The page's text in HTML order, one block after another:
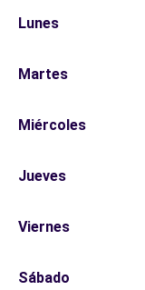
Lunes
Martes
Miércoles
Jueves
Viernes
Sábado